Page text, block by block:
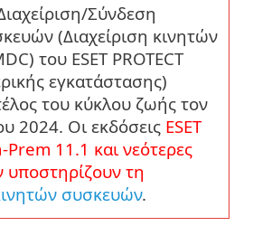
Σύνδεση
(Διαχείριση κινητών
του ESET PROTECT
εγκατάστασης)
του κύκλου ζωής τον
2024. Οι εκδόσεις ESET
Prem 11.1 και νεότερες
υποστηρίζουν τη
συσκευών.